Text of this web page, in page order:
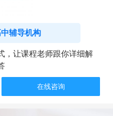
辅导机构
，让课程老师跟你详细解
在线咨询